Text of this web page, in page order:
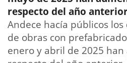
respecto del año
Andece hacía públicos
de obras con
enero y abril de 2025